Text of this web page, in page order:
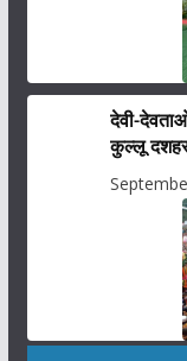
देवी-
कुल्लू